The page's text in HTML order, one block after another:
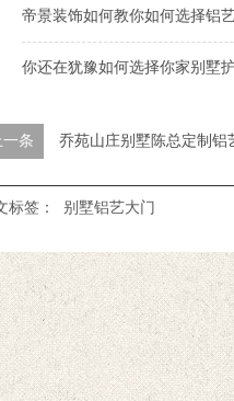
帝景装饰如何教你如何选择铝
你还在犹豫如何选择你家别墅
一条 乔苑山庄别墅陈总定制铝
标签： 别墅铝艺大门